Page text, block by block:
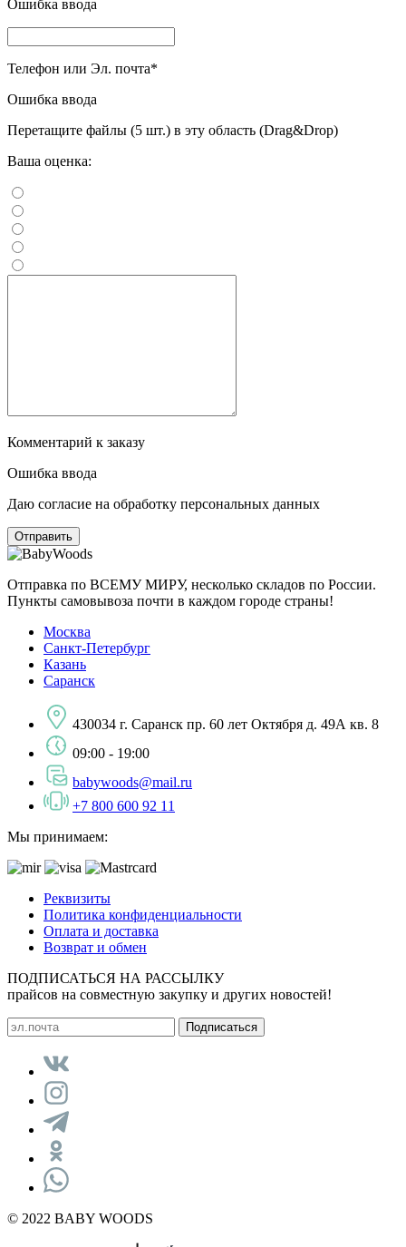
Ошибка ввода
Телефон или Эл. почта*
Ошибка ввода
Перетащите файлы (5 шт.) в эту область (Drag&Drop)
Ваша оценка:
Комментарий к заказу
Ошибка ввода
Даю согласие на обработку персональных данных
Отправка по ВСЕМУ МИРУ, несколько складов по России.
Пункты самовывоза почти в каждом городе страны!
Москва
Санкт-Петербург
Казань
Саранск
430034 г. Саранск пр. 60 лет Октября д. 49А кв. 8
09:00 - 19:00
babywoods@mail.ru
+7 800 600 92 11
Мы принимаем:
Реквизиты
Политика конфиденциальности
Оплата и доставка
Возврат и обмен
ПОДПИСАТЬСЯ НА РАССЫЛКУ
прайсов на совместную закупку и других новостей!
© 2022 BABY WOODS